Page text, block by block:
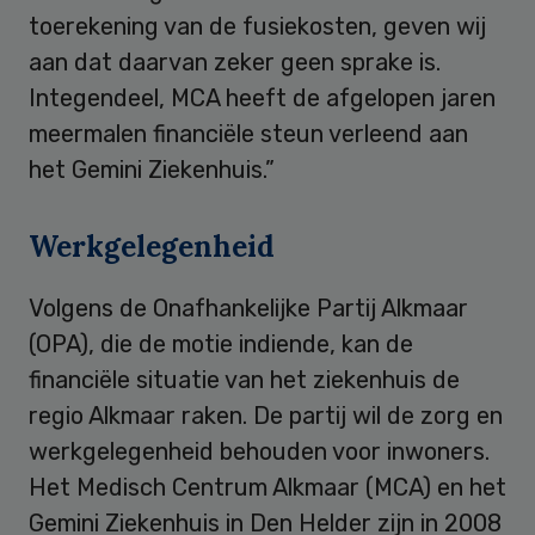
toerekening van de fusiekosten, geven wij
aan dat daarvan zeker geen sprake is.
Integendeel, MCA heeft de afgelopen jaren
meermalen financiële steun verleend aan
het Gemini Ziekenhuis.”
Werkgelegenheid
Volgens de Onafhankelijke Partij Alkmaar
(OPA), die de motie indiende, kan de
financiële situatie van het ziekenhuis de
regio Alkmaar raken. De partij wil de zorg en
werkgelegenheid behouden voor inwoners.
Het Medisch Centrum Alkmaar (MCA) en het
Gemini Ziekenhuis in Den Helder zijn in 2008